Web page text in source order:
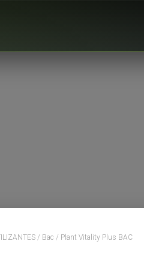
/ Bac / Plant Vitality Plus BAC